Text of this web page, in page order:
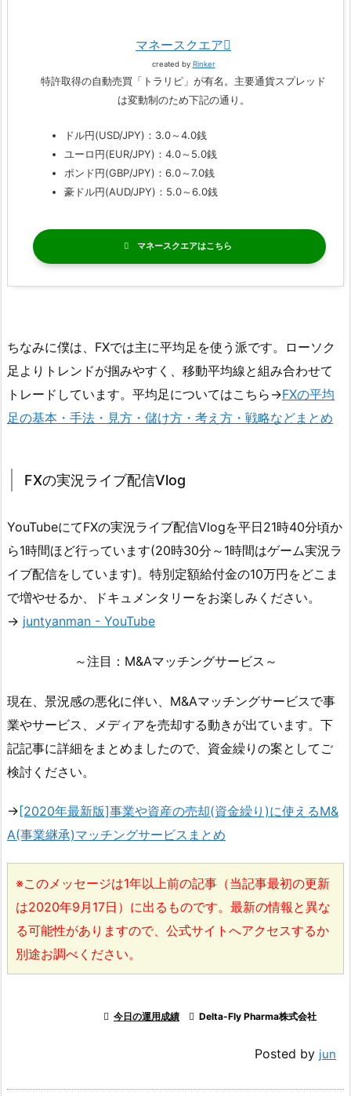
マネースクエア
created by Rinker
特許取得の自動売買「トラリピ」が有名。主要通貨スプレッド
は変動制のため下記の通り。
ドル円(USD/JPY)：3.0～4.0銭
ユーロ円(EUR/JPY)：4.0～5.0銭
ポンド円(GBP/JPY)：6.0～7.0銭
豪ドル円(AUD/JPY)：5.0～6.0銭
マネースクエア
ちなみに僕は、FXでは主に平均足を使う派です。ローソク
足よりトレンドが掴みやすく、移動平均線と組み合わせて
トレードしています。平均足についてはこちら→FXの平均
足の基本・手法・見方・儲け方・考え方・戦略などまとめ
FXの実況ライブ配信Vlog
YouTubeにてFXの実況ライブ配信Vlogを平日21時40分頃か
ら1時間ほど行っています(20時30分～1時間はゲーム実況ラ
イブ配信をしています)。特別定額給付金の10万円をどこま
で増やせるか、ドキュメンタリーをお楽しみください。
→ juntyanman - YouTube
～注目：M&Aマッチングサービス～
現在、景況感の悪化に伴い、M&Aマッチングサービスで事
業やサービス、メディアを売却する動きが出ています。下
記記事に詳細をまとめましたので、資金繰りの案としてご
検討ください。
→ [2020年最新版]事業や資産の売却(資金繰り)に使えるM&
A(事業継承)マッチングサービスまとめ
※このメッセージは1年以上前の記事（当記事最初の更新
は2020年9月17日）に出るものです。最新の情報と異な
る可能性がありますので、公式サイトへアクセスするか
別途お調べください。
 今日の運用成績  Delta-Fly Pharma株式会社
Posted by jun